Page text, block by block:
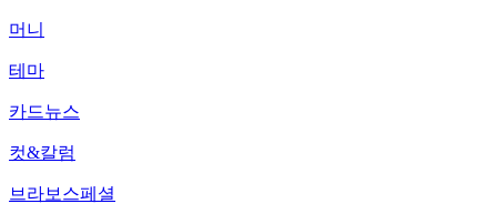
머니
테마
카드뉴스
컷&칼럼
브라보스페셜